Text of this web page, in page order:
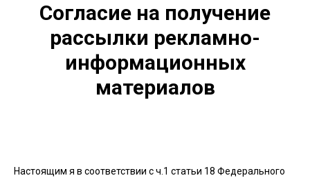
Согласие на получение
рассылки рекламно-
информационных
материалов
Настоящим я в соответствии с ч.1 статьи 18 Федерального